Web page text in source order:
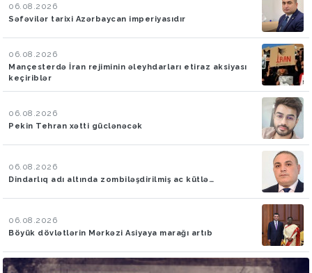
06.08.2026
Səfəvilər tarixi Azərbaycan imperiyasıdır
06.08.2026
Mançesterdə İran rejiminin əleyhdarları etiraz aksiyası
keçiriblər
06.08.2026
Pekin Tehran xətti güclənəcək
06.08.2026
Dindarlıq adı altında zombiləşdirilmiş ac kütlə…
06.08.2026
Böyük dövlətlərin Mərkəzi Asiyaya marağı artıb